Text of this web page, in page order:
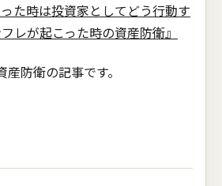
た時は投資家としてどう行動す
レが起こった時の資産防衛』
防衛の記事です。